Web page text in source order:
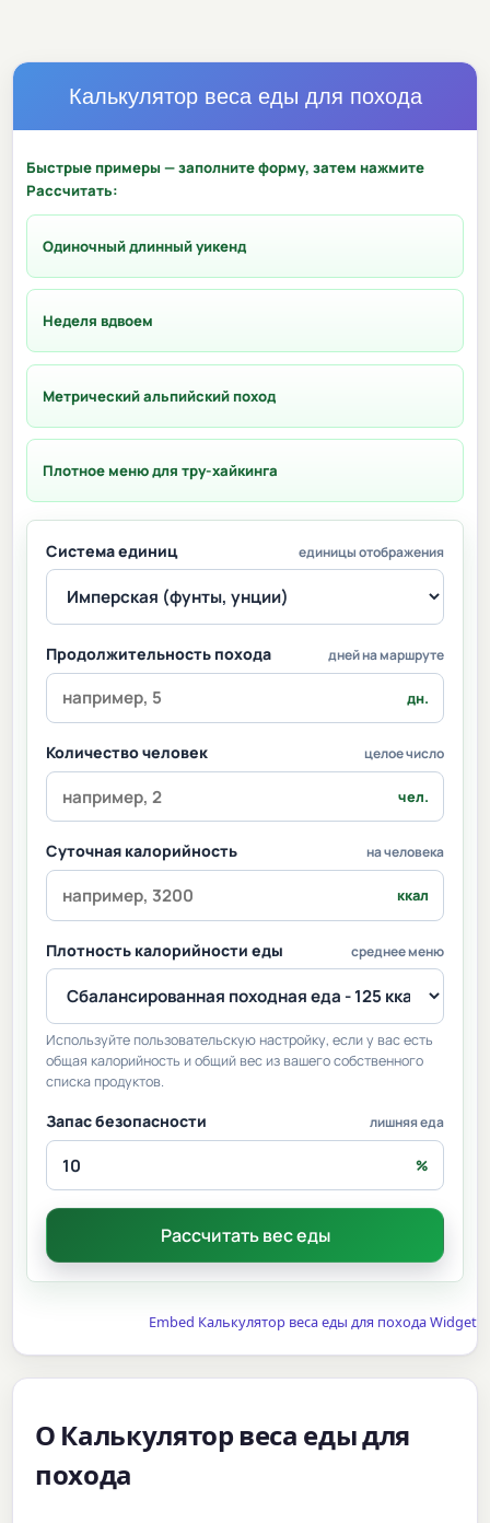
Калькулятор веса еды для похода
Быстрые примеры — заполните форму, затем нажмите
Рассчитать:
Одиночный длинный уикенд
Неделя вдвоем
Метрический альпийский поход
Плотное меню для тру-хайкинга
Система единиц единицы отображения
Продолжительность похода дней на маршруте
дн.
Количество человек целое число
чел.
Суточная калорийность на человека
ккал
Плотность калорийности еды среднее меню
Используйте пользовательскую настройку, если у вас есть
общая калорийность и общий вес из вашего собственного
списка продуктов.
Запас безопасности лишняя еда
%
Embed Калькулятор веса еды для похода Widget
О Калькулятор веса еды для
похода